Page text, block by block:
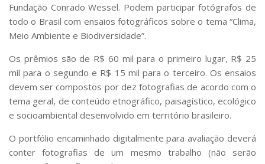
Fundação Conrado Wessel. Podem participar fotógrafos de
todo o Brasil com ensaios fotográficos sobre o tema “Clima,
Meio Ambiente e Biodiversidade”.
Os prêmios são de R$ 60 mil para o primeiro lugar, R$ 25
mil para o segundo e R$ 15 mil para o terceiro. Os ensaios
devem ser compostos por dez fotografias de acordo com o
tema geral, de conteúdo etnográfico, paisagístico, ecológico
e socioambiental desenvolvido em território brasileiro.
O portfólio encaminhado digitalmente para avaliação deverá
conter fotografias de um mesmo trabalho (não serão